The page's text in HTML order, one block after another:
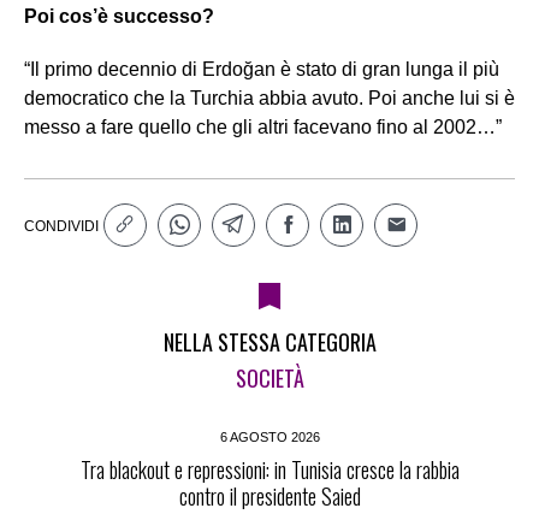
Poi cos’è successo?
“Il primo decennio di Erdoğan è stato di gran lunga il più
democratico che la Turchia abbia avuto. Poi anche lui si è
messo a fare quello che gli altri facevano fino al 2002…”
CONDIVIDI
NELLA STESSA CATEGORIA
SOCIETÀ
6 AGOSTO 2026
Tra blackout e repressioni: in Tunisia cresce la rabbia
contro il presidente Saied